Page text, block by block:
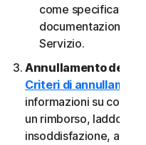
come specificato
documentazione
Servizio.
Annullamento del
Criteri di
informazioni su come
un rimborso, laddove
insoddisfazione, alcuni